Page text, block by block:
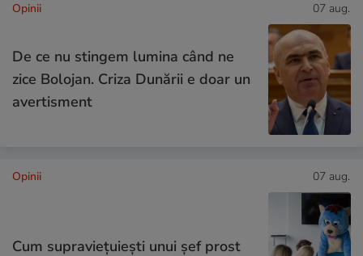
Opinii 07 aug.
De ce nu stingem lumina când ne
zice Bolojan. Criza Dunării e doar un
avertisment
Opinii 07 aug.
Cum supraviețuiești unui șef prost